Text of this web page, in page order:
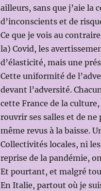
ailleurs, sans que j’aie la
d’inconscients et de
Ce que je vois au
la) Covid, les
d’élasticité, mais une
Cette uniformité de
devant l’adversité.
cette France de la
rouvrir ses salles et de ne
même revus à la baisse.
Collectivités locales, ni
reprise de la pandémie,
Et pourtant, et malgré
En Italie, partout où je